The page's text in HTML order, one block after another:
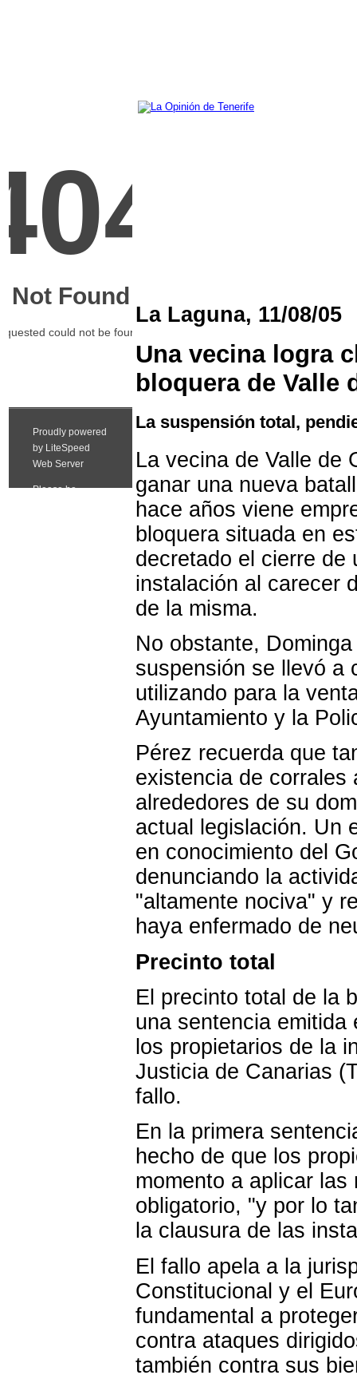
La Laguna, 11/08/05
Una vecina logra
bloquera de Valle
La suspensión total,
La vecina de Valle de
ganar una nueva
hace años viene
bloquera situada en
decretado el cierre de
instalación al carecer
de la misma.
No obstante,
suspensión se llevó a
utilizando para la
Ayuntamiento y la
Pérez recuerda que
existencia de corrales
alrededores de su
actual legislación. Un
en conocimiento del
denunciando la
"altamente nociva" y
haya enfermado de
Precinto total
El precinto total de la
una sentencia emitida
los propietarios de la
Justicia de Canarias
fallo.
En la primera
hecho de que los
momento a aplicar
obligatorio, "y por lo
la clausura de las
El fallo apela a la
Constitucional y el
fundamental a
contra ataques
también contra sus